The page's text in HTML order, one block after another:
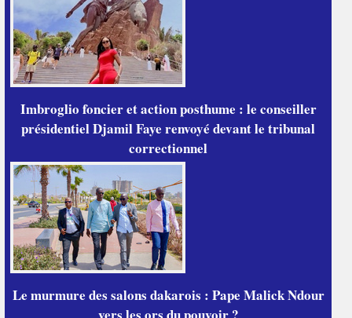
Imbroglio foncier et action posthume : le conseiller
présidentiel Djamil Faye renvoyé devant le tribunal
correctionnel
Le murmure des salons dakarois : Pape Malick Ndour